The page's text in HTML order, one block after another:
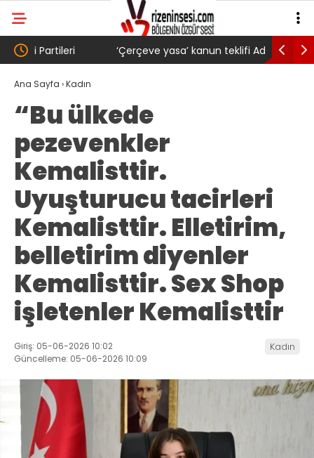
‘Çerçeve yasa’ kanun teklifi Adalet
Komisyonu’ndan geçti
AKP’li
Ana Sayfa ›Kadın
“Bu ülkede
pezevenkler
Kemalisttir.
Uyuşturucu tacirleri
Kemalisttir. Elletirim,
belletirim diyenler
Kemalisttir. Sex Shop
işletenler Kemalisttir
Giriş: 05-06-2026 10:02
Güncelleme: 05-06-2026 10:09
Kadın